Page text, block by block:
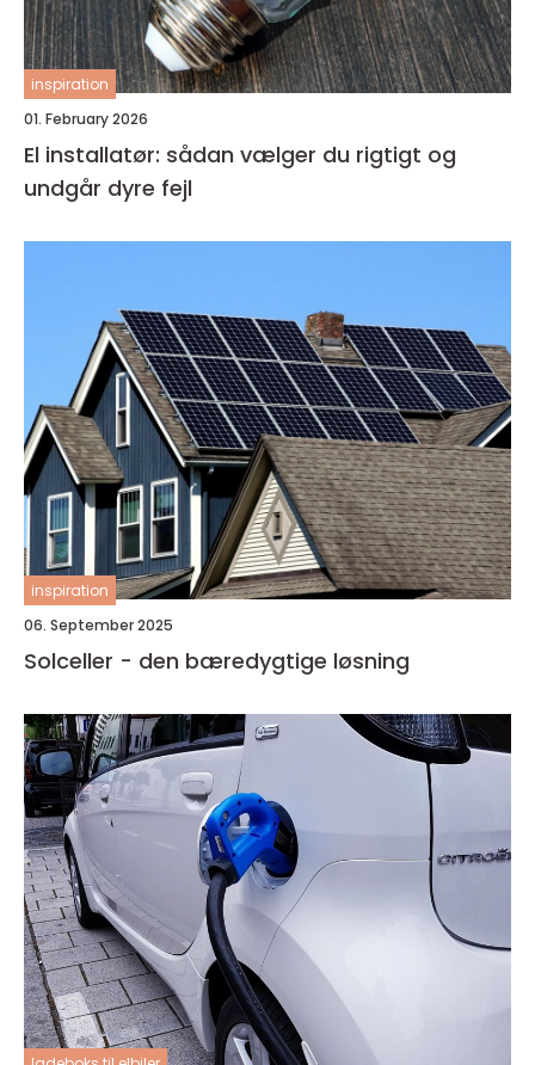
inspiration
01. February 2026
El installatør: sådan vælger du rigtigt og
undgår dyre fejl
inspiration
06. September 2025
Solceller - den bæredygtige løsning